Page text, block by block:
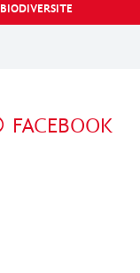
BIODIVERSITE
FACEBOOK